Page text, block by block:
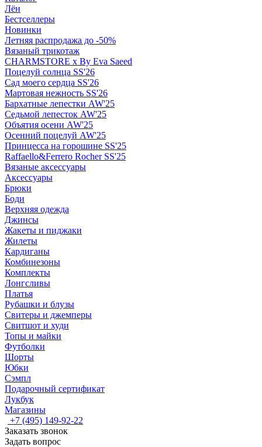
Лён
Бестселлеры
Новинки
Летняя распродажа до -50%
Вязаный трикотаж
CHARMSTORE х By Eva Saeed
Поцелуй солнца SS'26
Сад моего сердца SS'26
Мартовая нежность SS'26
Бархатные лепестки AW'25
Седьмой лепесток AW'25
Объятия осени AW'25
Осенний поцелуй AW'25
Принцесса на горошине SS'25
Raffaello&Ferrero Rocher SS'25
Вязаные аксессуары
Аксессуары
Брюки
Боди
Верхняя одежда
Джинсы
Жакеты и пиджаки
Жилеты
Кардиганы
Комбинезоны
Комплекты
Лонгсливы
Платья
Рубашки и блузы
Свитеры и джемперы
Свитшот и худи
Топы и майки
Футболки
Шорты
Юбки
Сэмпл
Подарочный сертификат
Лукбук
Магазины
+7 (495) 149-92-22
Заказать звонок
Задать вопрос